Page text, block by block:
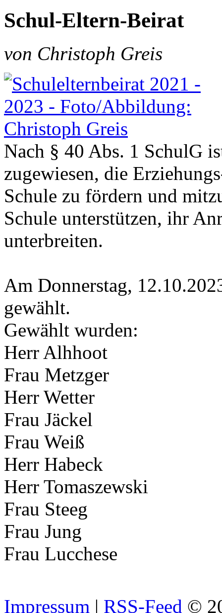
Schul-Eltern-Beirat
von Christoph Greis
Nach § 40 Abs. 1 SchulG
zugewiesen, die
Schule zu fördern und
Schule unterstützen, ihr
unterbreiten.
Am Donnerstag,
gewählt.
Gewählt wurden:
Herr Alhhoot
Frau Metzger
Herr Wetter
Frau Jäckel
Frau Weiß
Herr Habeck
Herr Tomaszewski
Frau Steeg
Frau Jung
Frau Lucchese
Impressum | RSS-Feed ©